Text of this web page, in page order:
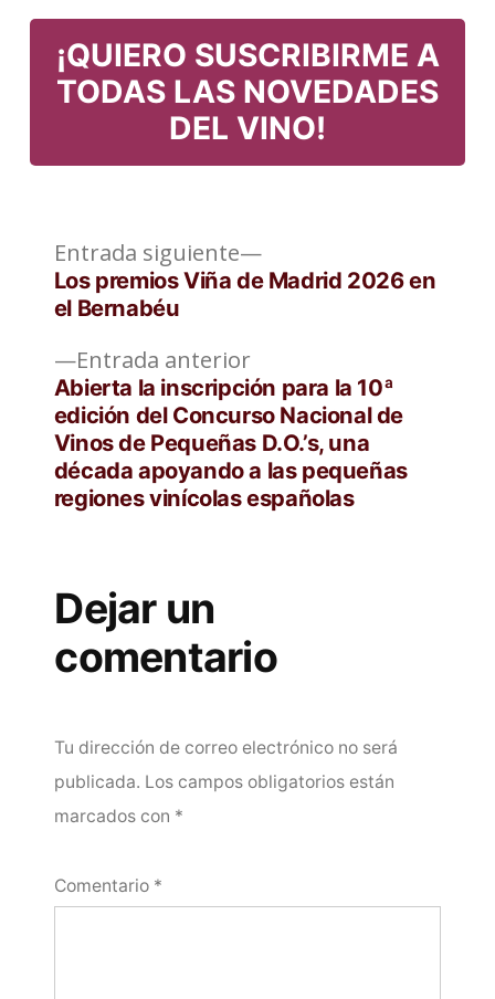
¡QUIERO SUSCRIBIRME A
TODAS LAS NOVEDADES
DEL VINO!
Navegación
de
entradas
Entrada anteriorEntrada
anterior:
Abierta la inscripción para la 10ª
edición del Concurso Nacional de
Vinos de Pequeñas D.O.’s, una
década apoyando a las pequeñas
regiones vinícolas españolas
Entrada siguiente
Entrada
siguiente:
Los premios Viña de Madrid 2026 en
el Bernabéu
Dejar un
comentario
Tu dirección de correo electrónico no será
publicada. Los campos obligatorios están
marcados con *
Comentario *